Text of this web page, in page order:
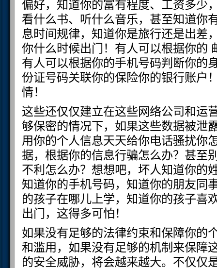
偏好，知道你的富有程度、工资多少
看什么书、听什么音乐，甚至知道你
息时间规律，知道你是旅行还是出差
你什么时候出门！有人可以根据你的
有人可以根据你的手机号码判断你的
份证号码关联你的保险你的银行账户
情！
这些还仅仅建立在这些网络公司和运
够保密的情况下，如果这些数据被泄
用你的个人信息天天给你电话骚扰你
据，根据你的信息行骗怎么办？甚至
不利怎么办？想想吧，坏人知道你的
知道你的手机号码，知道你的朋友同
的孩子在哪儿上学，知道你的孩子喜
出门，这得多可怕！
如果没有足够的法律约束和保障你的
和滥用，如果没有足够的机制来保障
的安全威胁，将会越来越大。不仅仅